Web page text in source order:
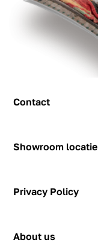
Contact
Showroom locatie
Figeehal 2
2031 BJ Haarlem
Privacy Policy
About us